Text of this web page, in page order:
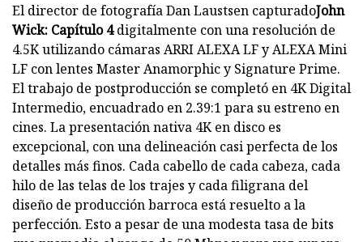
El director de fotografía Dan Laustsen capturadoJohn
Wick: Capítulo 4digitalmente con una resolución de
4.5K utilizando cámaras ARRI ALEXA LF ​​y ALEXA Mini
LF con lentes Master Anamorphic y Signature Prime.
El trabajo de postproducción se completó en 4K Digital
Intermedio, encuadrado en 2.39:1 para su estreno en
cines. La presentación nativa 4K en disco es
excepcional, con una delineación casi perfecta de los
detalles más finos. Cada cabello de cada cabeza, cada
hilo de las telas de los trajes y cada filigrana del
diseño de producción barroca está resuelto a la
perfección. Esto a pesar de una modesta tasa de bits